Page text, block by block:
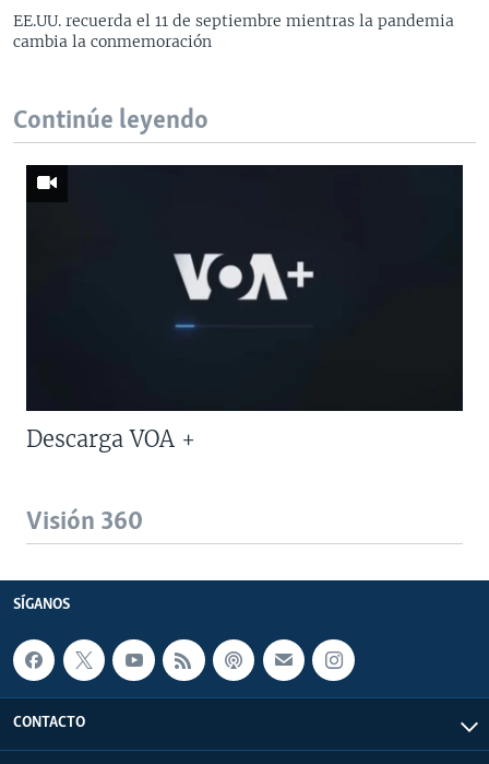
EE.UU. recuerda el 11 de septiembre mientras la pandemia
cambia la conmemoración
Continúe leyendo
Descarga VOA +
Visión 360
SÍGANOS
CONTACTO